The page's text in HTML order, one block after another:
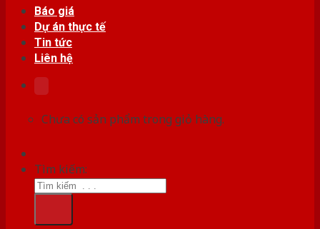
Báo giá
Dự án thực tế
Tin tức
Liên hệ
Chưa có sản phẩm trong giỏ hàng.
Tìm kiếm: